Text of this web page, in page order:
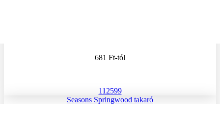
681 Ft-tól
112599
Seasons Springwood takaró